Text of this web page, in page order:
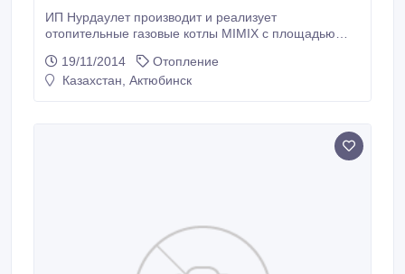
ИП Нурдаулет производит и реализует
отопительные газовые котлы MIMIX с площадью
Республике Казахстан. Также приглашаем к
сотрудничеству. Мы находимся по адресу: г.Уральск,
19/11/2014
Отопление
Казахстан, Актюбинск